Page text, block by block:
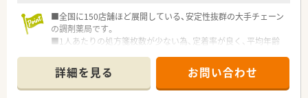
■全国に150店舗ほど展開している、安定性抜群の大手チェーン
の調剤薬局です。
■1人あたりの処方箋枚数が少ない為、定着率が良く、平均年齢
■全店にバーコードによる過誤防止システムを導入！万が一過誤
が起きた場合でも、サポート体制が整っておりますので、安心し
てご勤務いただけます。
詳細を見る お問い合わせ